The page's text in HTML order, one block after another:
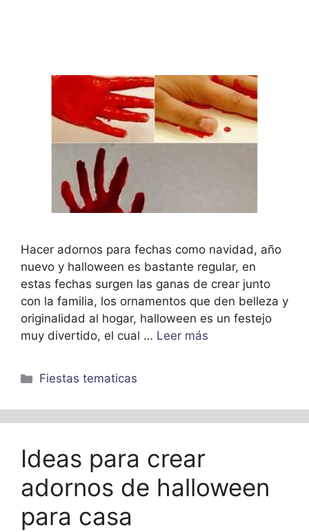
Hacer adornos para fechas como navidad, año
nuevo y halloween es bastante regular, en
estas fechas surgen las ganas de crear junto
con la familia, los ornamentos que den belleza y
originalidad al hogar, halloween es un festejo
muy divertido, el cual … Leer más
Categorías
Fiestas tematicas
Ideas para crear
adornos de halloween
para casa